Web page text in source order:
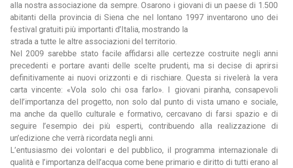
alla nostra associazione da sempre. Osarono i giovani di un paese di 1.500
abitanti della provincia di Siena che nel lontano 1997 inventarono uno dei
festival gratuiti più importanti d’Italia, mostrando la
strada a tutte le altre associazioni del territorio.
Nel 2009 sarebbe stato facile affidarsi alle certezze costruite negli anni
precedenti e portare avanti delle scelte prudenti, ma si decise di aprirsi
definitivamente ai nuovi orizzonti e di rischiare. Questa si rivelerà la vera
carta vincente: «Vola solo chi osa farlo». I giovani piranha, consapevoli
dell’importanza del progetto, non solo dal punto di vista umano e sociale,
ma anche da quello culturale e formativo, cercavano di farsi spazio e di
seguire l’esempio dei più esperti, contribuendo alla realizzazione di
un’edizione che verrà ricordata negli anni.
L’entusiasmo dei volontari e del pubblico, il programma internazionale di
qualità e l’importanza dell’acqua come bene primario e diritto di tutti erano al